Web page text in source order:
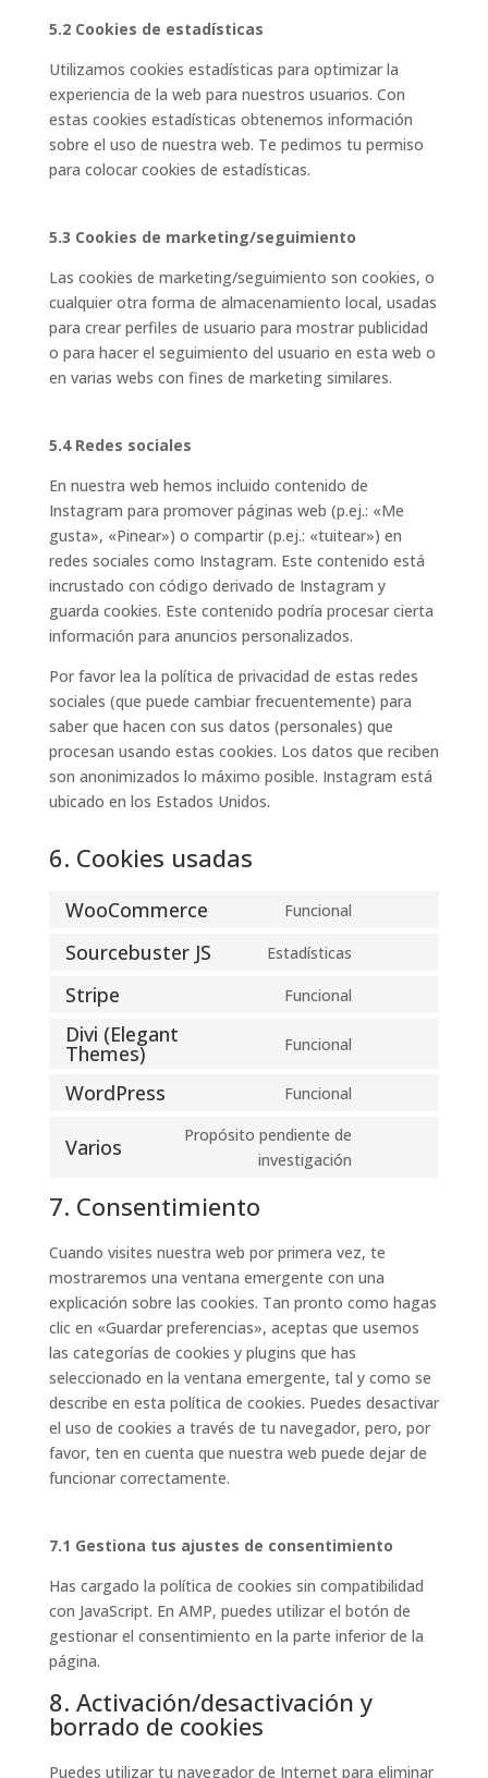
5.2 Cookies de estadísticas
Utilizamos cookies estadísticas para optimizar la
experiencia de la web para nuestros usuarios. Con
estas cookies estadísticas obtenemos información
sobre el uso de nuestra web. Te pedimos tu permiso
para colocar cookies de estadísticas.
5.3 Cookies de marketing/seguimiento
Las cookies de marketing/seguimiento son cookies, o
cualquier otra forma de almacenamiento local, usadas
para crear perfiles de usuario para mostrar publicidad
o para hacer el seguimiento del usuario en esta web o
en varias webs con fines de marketing similares.
5.4 Redes sociales
En nuestra web hemos incluido contenido de
Instagram para promover páginas web (p.ej.: «Me
gusta», «Pinear») o compartir (p.ej.: «tuitear») en
redes sociales como Instagram. Este contenido está
incrustado con código derivado de Instagram y
guarda cookies. Este contenido podría procesar cierta
información para anuncios personalizados.
Por favor lea la política de privacidad de estas redes
sociales (que puede cambiar frecuentemente) para
saber que hacen con sus datos (personales) que
procesan usando estas cookies. Los datos que reciben
son anonimizados lo máximo posible. Instagram está
ubicado en los Estados Unidos.
6. Cookies usadas
WooCommerce Funcional
Sourcebuster JS Estadísticas
Stripe Funcional
Divi (Elegant
Themes) Funcional
WordPress Funcional
Varios
Propósito pendiente de
investigación
7. Consentimiento
Cuando visites nuestra web por primera vez, te
mostraremos una ventana emergente con una
explicación sobre las cookies. Tan pronto como hagas
clic en «Guardar preferencias», aceptas que usemos
las categorías de cookies y plugins que has
seleccionado en la ventana emergente, tal y como se
describe en esta política de cookies. Puedes desactivar
el uso de cookies a través de tu navegador, pero, por
favor, ten en cuenta que nuestra web puede dejar de
funcionar correctamente.
7.1 Gestiona tus ajustes de consentimiento
Has cargado la política de cookies sin compatibilidad
con JavaScript. En AMP, puedes utilizar el botón de
gestionar el consentimiento en la parte inferior de la
página.
8. Activación/desactivación y
borrado de cookies
Puedes utilizar tu navegador de Internet para eliminar